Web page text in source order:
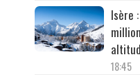
Isère
18:45